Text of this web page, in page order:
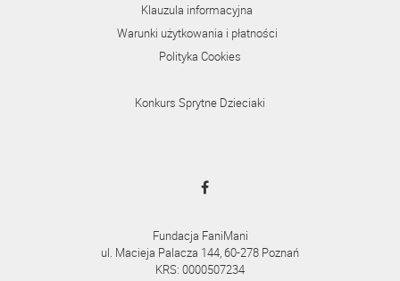
Klauzula informacyjna
Warunki użytkowania i płatności
Polityka Cookies
Konkurs Sprytne Dzieciaki
Fundacja FaniMani
ul. Macieja Palacza 144, 60-278 Poznań
KRS: 0000507234